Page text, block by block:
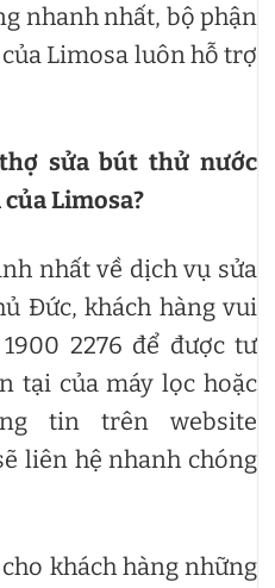
nhanh nhất, bộ phận
Limosa luôn hỗ trợ
sửa bút thử nước
Limosa?
nhất về dịch vụ sửa
Đức, khách hàng vui
2276 để được tư
tại của máy lọc hoặc
tin trên website
liên hệ nhanh chóng
khách hàng những